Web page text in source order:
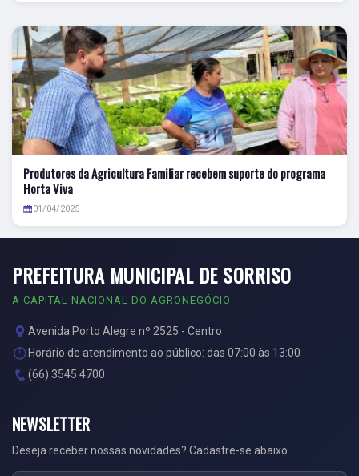
Produtores da Agricultura Familiar recebem suporte do programa
Horta Viva
01/04/2025
PREFEITURA MUNICIPAL DE SORRISO
A CAPITAL NACIONAL DO AGRONEGÓCIO
Avenida Porto Alegre nº 2525 - Centro
Horário de atendimento ao público: das 07:00 às 13:00
(66) 3545 4700
NEWSLETTER
Deseja receber nossas novidades? Cadastre-se abaixo.